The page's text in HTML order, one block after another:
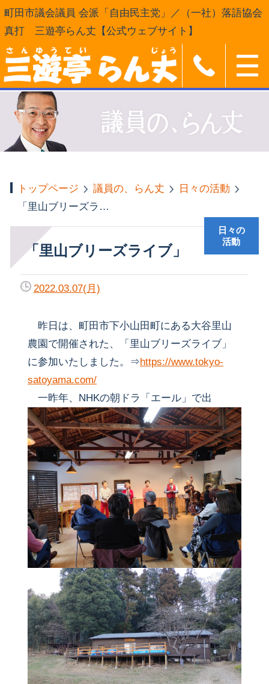
町田市議会議員 会派「自由民主党」／（一社）落語協会
真打 三遊亭らん丈【公式ウェブサイト】
トップページ 議員の、らん丈
日々の活動
「里山ブリーズライブ」
「里山ブリーズライブ」
日々の
活動
2022.03.07(月)
昨日は、町田市下小山田町にある大谷里山
農園で開催された、「里山ブリーズライブ」
に参加いたしました。⇒https://www.tokyo-
satoyama.com/
一昨年、NHKの朝ドラ「エール」で出